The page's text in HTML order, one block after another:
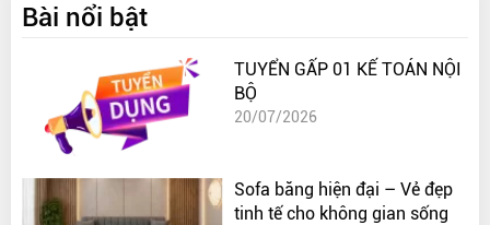
Bài nổi bật
TUYỂN GẤP 01 KẾ TOÁN NỘI
BỘ
20/07/2026
Sofa băng hiện đại – Vẻ đẹp
tinh tế cho không gian sống